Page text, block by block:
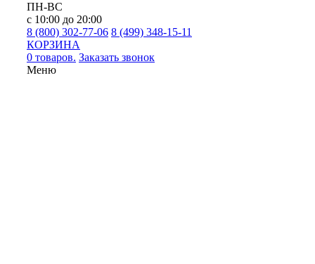
ПН-ВС
с 10:00 до 20:00
8 (800) 302-77-06 8 (499) 348-15-11
КОРЗИНА
0 товаров. Заказать звонок
Меню